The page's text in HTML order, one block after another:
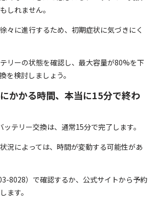
しれません。
々に進行するため、初期症状に気づきにく
リーの状態を確認し、最大容量が80%を下
を検討しましょう。
かかる時間、本当に15分で終わ
テリー交換は、通常15分で完了します。
況によっては、時間が変動する可能性があ
8028）で確認するか、公式サイトから予約
ます。